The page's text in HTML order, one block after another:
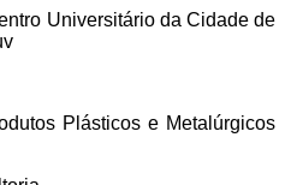
Universitário da Cidade de
Plásticos e Metalúrgicos